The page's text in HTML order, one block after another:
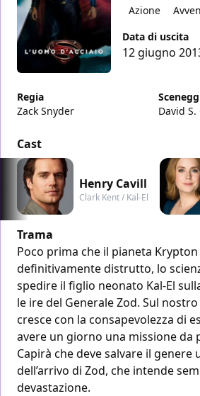
Azione
Data di uscita
12 giugno
Regia
Zack Snyder
David S.
Cast
Henry Cavill
Clark Kent / Kal-El
Trama
Poco prima che il pianeta Krypton
definitivamente distrutto, lo
spedire il figlio neonato Kal-El
le ire del Generale Zod. Sul
cresce con la consapevolezza di
avere un giorno una missione da
Capirà che deve salvare il genere
dell’arrivo di Zod, che intende
devastazione.